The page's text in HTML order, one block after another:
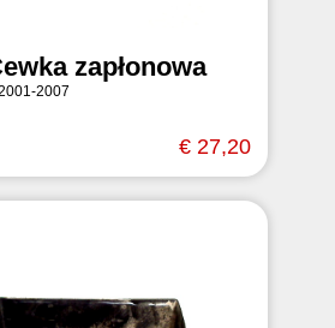
zapłonowa
2007
€ 27,20